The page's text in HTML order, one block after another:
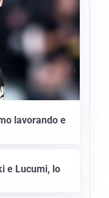
lavorando e
e Lucumi, lo